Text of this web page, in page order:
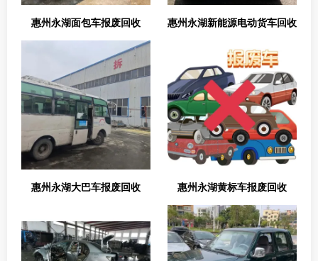
惠州永湖面包车报废回收 惠州永湖新能源电动货车回收
惠州永湖大巴车报废回收 惠州永湖黄标车报废回收